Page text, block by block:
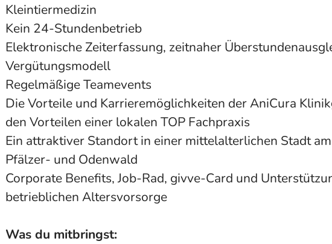
Kleintiermedizin
Kein 24-Stundenbetrieb
Elektronische Zeiterfassung, zeitnaher
Vergütungsmodell
Regelmäßige Teamevents
Die Vorteile und Karrieremöglichkeiten der AniCura
den Vorteilen einer lokalen TOP Fachpraxis
Ein attraktiver Standort in einer mittelalterlichen Stadt
Pfälzer- und Odenwald
Corporate Benefits, Job-Rad, givve-Card und
betrieblichen Altersvorsorge
Was du mitbringst: